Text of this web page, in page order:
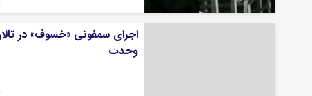
اجرای سمفونی «خسوف» در
وحدت